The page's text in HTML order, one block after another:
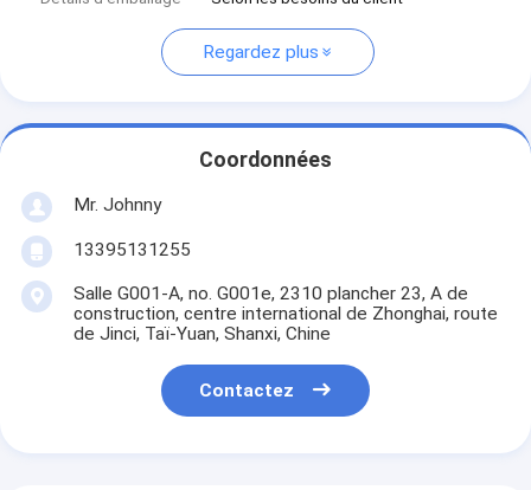
Regardez plus
Coordonnées
Mr. Johnny
13395131255
Salle G001-A, no. G001e, 2310 plancher 23, A de
construction, centre international de Zhonghai, route
de Jinci, Taï-Yuan, Shanxi, Chine
Contactez